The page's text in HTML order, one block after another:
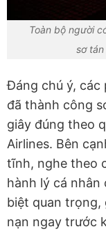
Toàn bộ người
sơ
Đáng chú ý, các
đã thành công
giây đúng theo
Airlines. Bên
tĩnh, nghe theo
hành lý cá nhân
biệt quan trọng,
nạn ngay trước